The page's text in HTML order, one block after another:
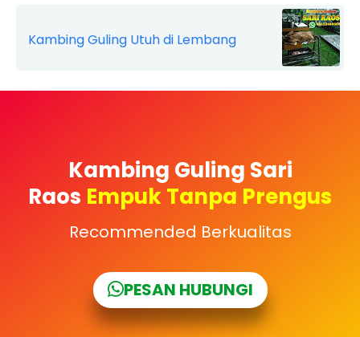
Kambing Guling Utuh di Lembang
Kambing Guling Sari
Raos Empuk Tanpa Prengus
Recommended Berkualitas
PESAN HUBUNGI